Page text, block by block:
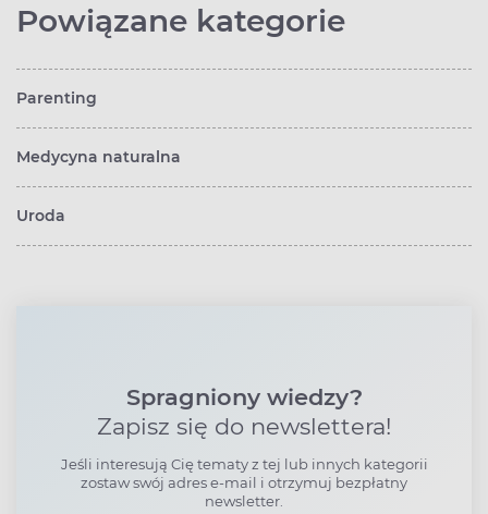
Powiązane kategorie
Parenting
Medycyna naturalna
Uroda
Spragniony wiedzy?
Zapisz się do newslettera!
Jeśli interesują Cię tematy z tej lub innych kategorii
zostaw swój adres e-mail i otrzymuj bezpłatny
newsletter.